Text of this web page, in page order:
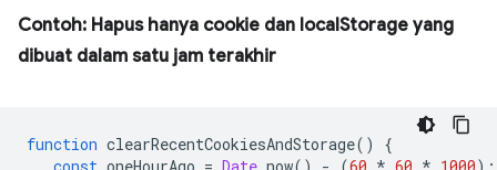
Contoh: Hapus hanya cookie dan localStorage yang
dibuat dalam satu jam terakhir
function clearRecentCookiesAndStorage()
{